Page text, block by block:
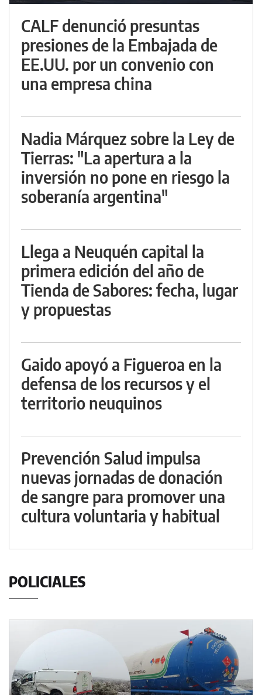
CALF denunció presuntas
presiones de la Embajada de
EE.UU. por un convenio con
una empresa china
Nadia Márquez sobre la Ley de
Tierras: "La apertura a la
inversión no pone en riesgo la
soberanía argentina"
Llega a Neuquén capital la
primera edición del año de
Tienda de Sabores: fecha, lugar
y propuestas
Gaido apoyó a Figueroa en la
defensa de los recursos y el
territorio neuquinos
Prevención Salud impulsa
nuevas jornadas de donación
de sangre para promover una
cultura voluntaria y habitual
POLICIALES